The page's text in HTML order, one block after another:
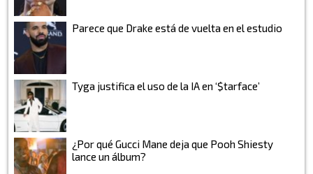
Parece que Drake está de vuelta en el estudio
Tyga justifica el uso de la IA en ‘$tarface’
¿Por qué Gucci Mane deja que Pooh Shiesty
lance un álbum?